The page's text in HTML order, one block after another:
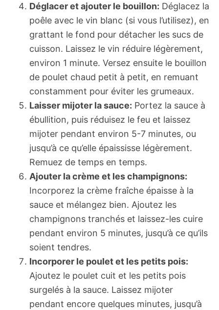
Déglacer et ajouter le bouillon: Déglacez la
poêle avec le vin blanc (si vous l’utilisez), en
grattant le fond pour détacher les sucs de
cuisson. Laissez le vin réduire légèrement,
environ 1 minute. Versez ensuite le bouillon
de poulet chaud petit à petit, en remuant
constamment pour éviter les grumeaux.
Laisser mijoter la sauce: Portez la sauce à
ébullition, puis réduisez le feu et laissez
mijoter pendant environ 5-7 minutes, ou
jusqu’à ce qu’elle épaississe légèrement.
Remuez de temps en temps.
Ajouter la crème et les champignons:
Incorporez la crème fraîche épaisse à la
sauce et mélangez bien. Ajoutez les
champignons tranchés et laissez-les cuire
pendant environ 5 minutes, jusqu’à ce qu’ils
soient tendres.
Incorporer le poulet et les petits pois:
Ajoutez le poulet cuit et les petits pois
surgelés à la sauce. Laissez mijoter
pendant encore quelques minutes, jusqu’à